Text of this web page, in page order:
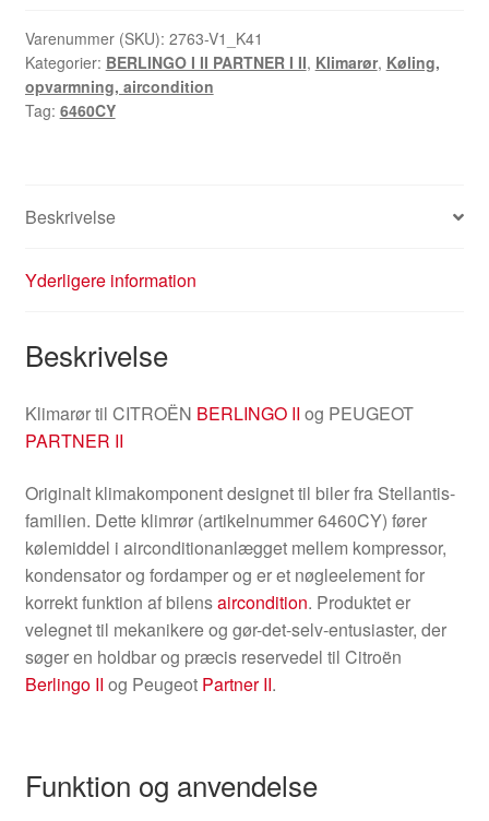
6460CY
antal
Varenummer (SKU): 2763-V1_K41
Kategorier: BERLINGO I II PARTNER I II, Klimarør, Køling,
opvarmning, aircondition
Tag: 6460CY
Beskrivelse
Yderligere information
Beskrivelse
Klimarør til CITROËN BERLINGO II og PEUGEOT
PARTNER II
Originalt klimakomponent designet til biler fra Stellantis-
familien. Dette klimrør (artikelnummer 6460CY) fører
kølemiddel i airconditionanlægget mellem kompressor,
kondensator og fordamper og er et nøgleelement for
korrekt funktion af bilensaircondition. Produktet er
velegnet til mekanikere og gør-det-selv-entusiaster, der
søger en holdbar og præcis reservedel til Citroën
Berlingo II og Peugeot Partner II.
Funktion og anvendelse